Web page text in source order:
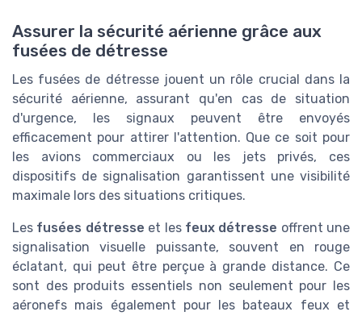
Assurer la sécurité aérienne grâce aux
fusées de détresse
Les fusées de détresse jouent un rôle crucial dans la
sécurité aérienne, assurant qu'en cas de situation
d'urgence, les signaux peuvent être envoyés
efficacement pour attirer l'attention. Que ce soit pour
les avions commerciaux ou les jets privés, ces
dispositifs de signalisation garantissent une visibilité
maximale lors des situations critiques.
Les fusées détresse et les feux détresse offrent une
signalisation visuelle puissante, souvent en rouge
éclatant, qui peut être perçue à grande distance. Ce
sont des produits essentiels non seulement pour les
aéronefs mais également pour les bateaux feux et